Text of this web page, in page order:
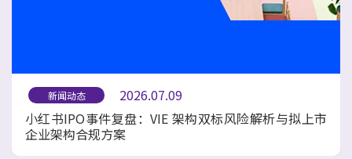
新闻动态
2026.07.09
小红书IPO事件复盘：VIE 架构双标风险解析与拟上市
企业架构合规方案